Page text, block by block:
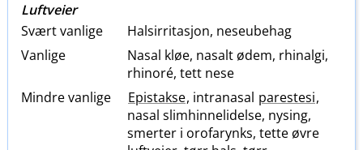
Luftveier
Svært vanlige
Halsirritasjon, neseubehag
Vanlige
Nasal kløe, nasalt ødem, rhinalgi,
rhinoré, tett nese
Mindre vanlige
Epistakse, intranasal parestesi,
nasal slimhinnelidelse, nysing,
smerter i orofarynks, tette øvre